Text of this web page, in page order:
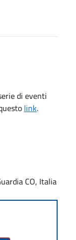
di eventi
link.
CO, Italia